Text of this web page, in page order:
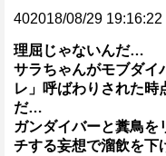
402018/08/29 19:16:22
理屈じゃないんだ…
サラちゃんがモブダイ
レ」呼ばわりされた時
だ…
ガンダイバーと糞鳥を
チする妄想で溜飲を下